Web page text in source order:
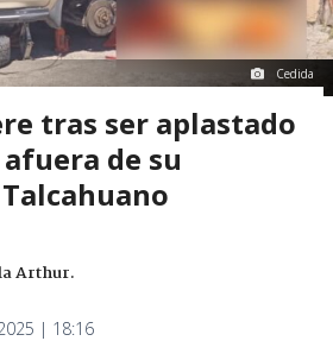
Cedida
tras ser aplastado
de su
Arthur.
| 18:16